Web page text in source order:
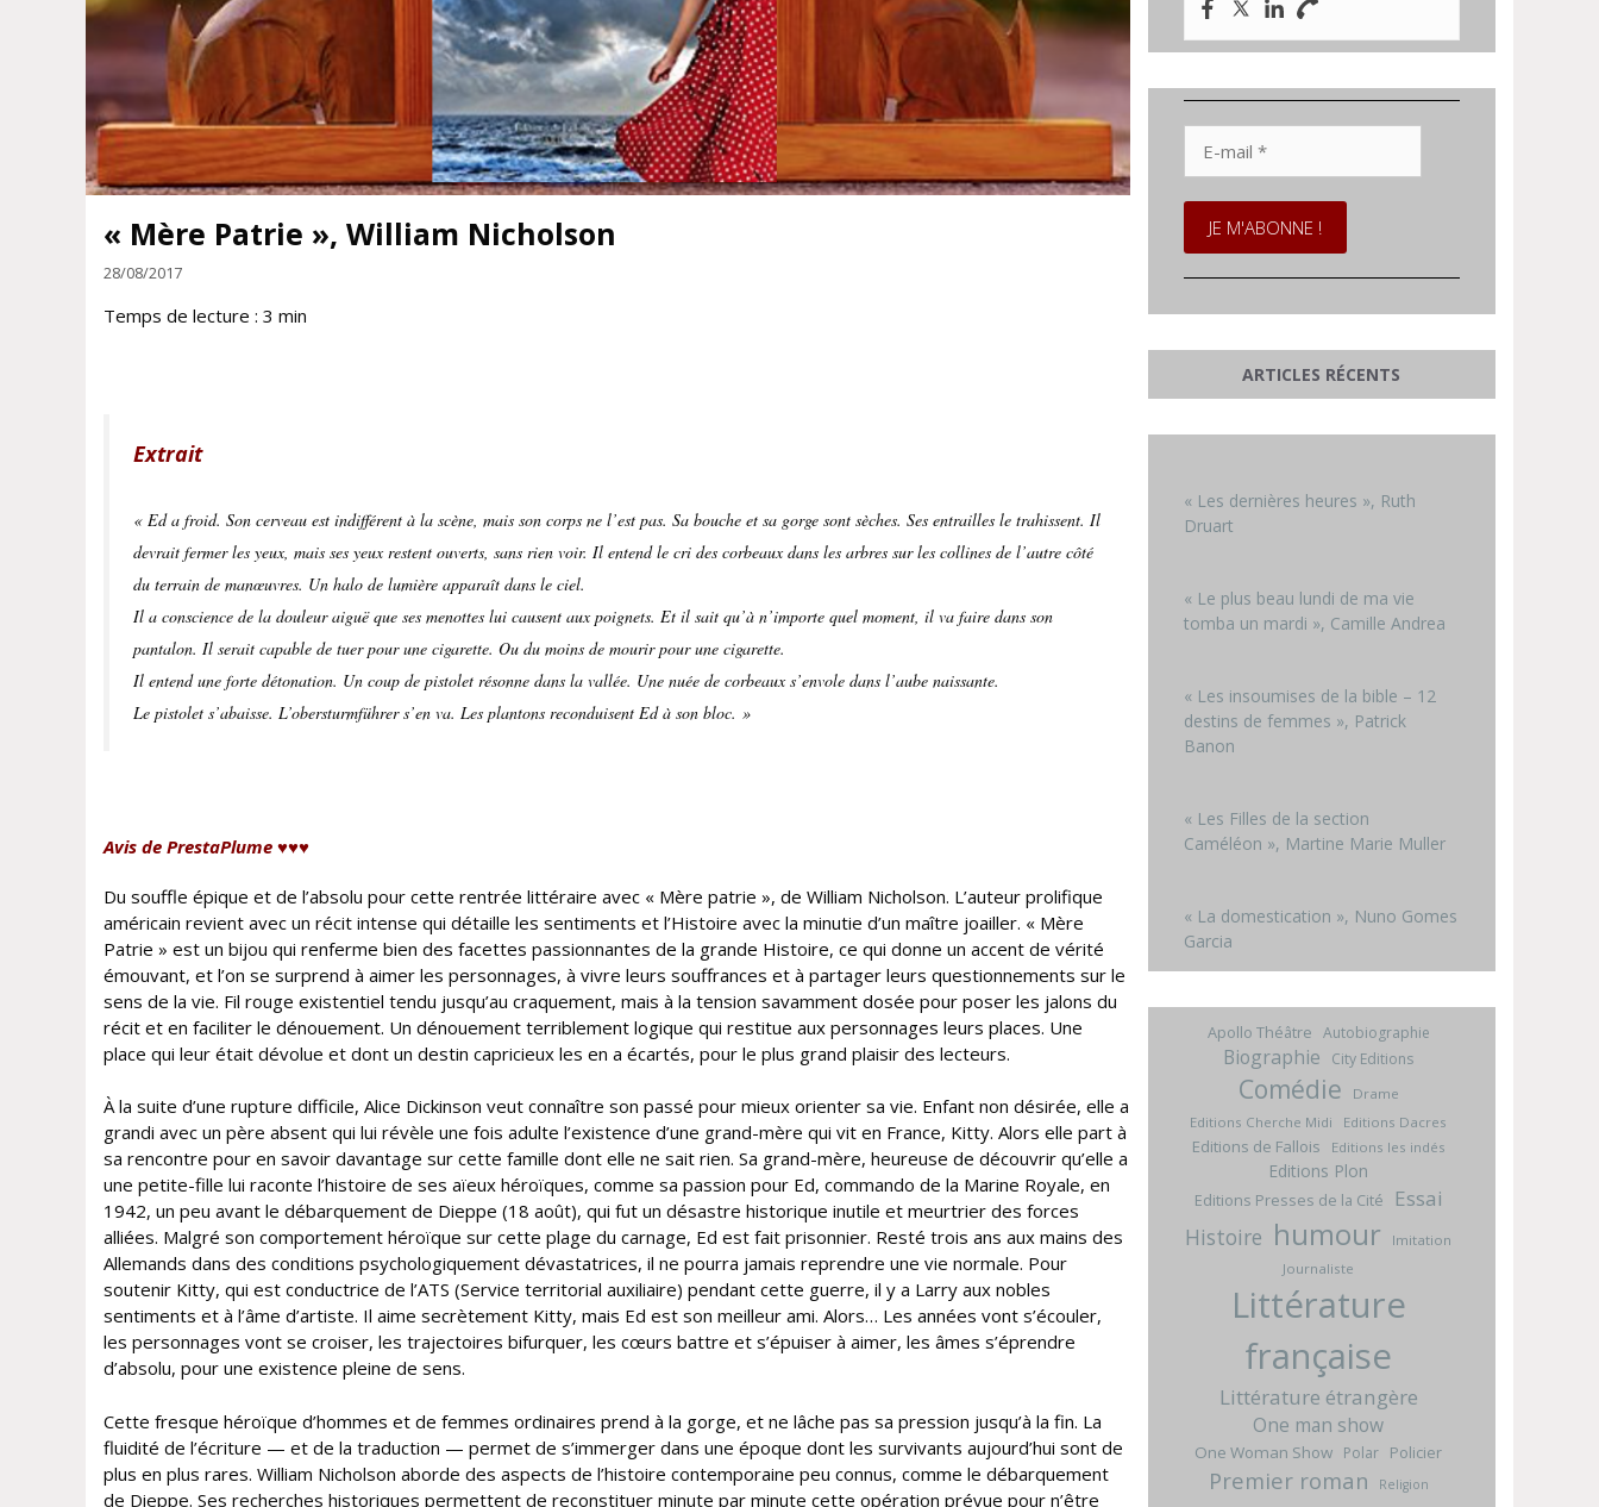
« Mère Patrie », William Nicholson
28/08/2017
Temps de lecture : 3 min
Extrait
« Ed a froid. Son cerveau est indifférent à la scène, mais son corps ne l’est pas. Sa bouche et sa gorge sont sèches. Ses entrailles le trahissent. Il
devrait fermer les yeux, mais ses yeux restent ouverts, sans rien voir. Il entend le cri des corbeaux dans les arbres sur les collines de l’autre côté
du terrain de manœuvres. Un halo de lumière apparaît dans le ciel.
Il a conscience de la douleur aiguë que ses menottes lui causent aux poignets. Et il sait qu’à n’importe quel moment, il va faire dans son
pantalon. Il serait capable de tuer pour une cigarette. Ou du moins de mourir pour une cigarette.
Il entend une forte détonation. Un coup de pistolet résonne dans la vallée. Une nuée de corbeaux s’envole dans l’aube naissante.
Le pistolet s’abaisse. L’obersturmführer s’en va. Les plantons reconduisent Ed à son bloc. »
Avis de PrestaPlume ♥♥♥
Du souffle épique et de l’absolu pour cette rentrée littéraire avec « Mère patrie », de William Nicholson. L’auteur prolifique
américain revient avec un récit intense qui détaille les sentiments et l’Histoire avec la minutie d’un maître joailler. « Mère
Patrie » est un bijou qui renferme bien des facettes passionnantes de la grande Histoire, ce qui donne un accent de vérité
émouvant, et l’on se surprend à aimer les personnages, à vivre leurs souffrances et à partager leurs questionnements sur le
sens de la vie. Fil rouge existentiel tendu jusqu’au craquement, mais à la tension savamment dosée pour poser les jalons du
récit et en faciliter le dénouement. Un dénouement terriblement logique qui restitue aux personnages leurs places. Une
place qui leur était dévolue et dont un destin capricieux les en a écartés, pour le plus grand plaisir des lecteurs.
À la suite d’une rupture difficile, Alice Dickinson veut connaître son passé pour mieux orienter sa vie. Enfant non désirée, elle a
grandi avec un père absent qui lui révèle une fois adulte l’existence d’une grand-mère qui vit en France, Kitty. Alors elle part à
sa rencontre pour en savoir davantage sur cette famille dont elle ne sait rien. Sa grand-mère, heureuse de découvrir qu’elle a
une petite-fille lui raconte l’histoire de ses aïeux héroïques, comme sa passion pour Ed, commando de la Marine Royale, en
1942, un peu avant le débarquement de Dieppe (18 août), qui fut un désastre historique inutile et meurtrier des forces
alliées. Malgré son comportement héroïque sur cette plage du carnage, Ed est fait prisonnier. Resté trois ans aux mains des
Allemands dans des conditions psychologiquement dévastatrices, il ne pourra jamais reprendre une vie normale. Pour
soutenir Kitty, qui est conductrice de l’ATS (Service territorial auxiliaire) pendant cette guerre, il y a Larry aux nobles
sentiments et à l’âme d’artiste. Il aime secrètement Kitty, mais Ed est son meilleur ami. Alors… Les années vont s’écouler,
les personnages vont se croiser, les trajectoires bifurquer, les cœurs battre et s’épuiser à aimer, les âmes s’éprendre
d’absolu, pour une existence pleine de sens.
Cette fresque héroïque d’hommes et de femmes ordinaires prend à la gorge, et ne lâche pas sa pression jusqu’à la fin. La
fluidité de l’écriture — et de la traduction — permet de s’immerger dans une époque dont les survivants aujourd’hui sont de
plus en plus rares. William Nicholson aborde des aspects de l’histoire contemporaine peu connus, comme le débarquement
de Dieppe. Ses recherches historiques permettent de reconstituer minute par minute cette opération prévue pour n’être
mail
*
ARTICLES RÉCENTS
« Les dernières heures », Ruth
Druart
« Le plus beau lundi de ma vie
tomba un mardi », Camille Andrea
« Les insoumises de la bible – 12
destins de femmes », Patrick
Banon
« Les Filles de la section
Caméléon », Martine Marie Muller
« La domestication », Nuno Gomes
Garcia
Apollo Théâtre Autobiographie
Biographie City Editions
Comédie
Drame
Editions Cherche Midi
Editions Dacres
Editions de Fallois Editions les indés
Editions Plon
Editions Presses de la Cité Essai
Histoire humour
Imitation
Journaliste
Littérature
française
Littérature étrangère
One man show
One Woman Show Polar Policier
Premier roman Religion